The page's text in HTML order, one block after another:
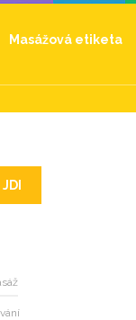
Masážová etiketa
JDI